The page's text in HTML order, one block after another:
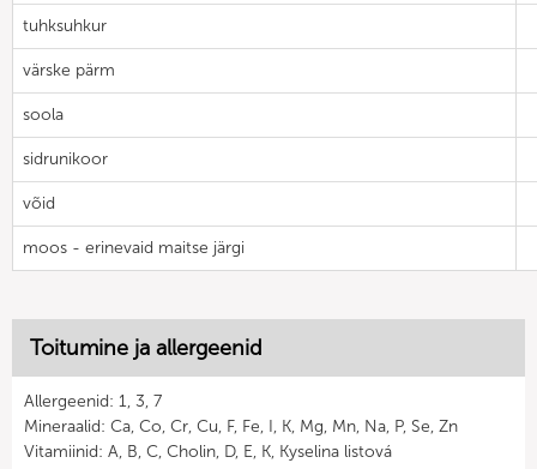
tuhksuhkur
värske pärm
soola
sidrunikoor
võid
moos - erinevaid maitse järgi
Toitumine ja allergeenid
Allergeenid: 1, 3, 7
Mineraalid: Ca, Co, Cr, Cu, F, Fe, I, K, Mg, Mn, Na, P, Se, Zn
Vitamiinid: A, B, C, Cholin, D, E, K, Kyselina listová